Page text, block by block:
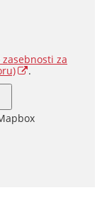
zasebnosti za
.